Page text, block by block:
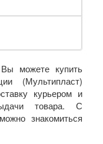
можете купить
(Мультипласт)
курьером и
товара. С
знакомиться